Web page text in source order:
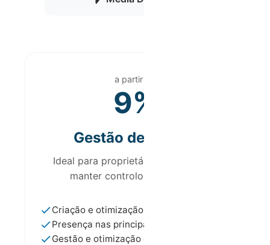
a partir de
9%
Gestão de Preços
Ideal para proprietários que querem
manter controlo operacional
Criação e otimização de anúncios
Presença nas principais plataformas
Gestão e otimização diária de preços